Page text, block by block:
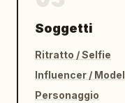
Soggetti
Ritratto / Selfie
Influencer /
Personaggio